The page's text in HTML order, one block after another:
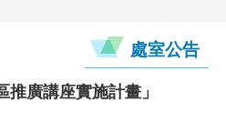
處室公告
廣講座實施計畫」